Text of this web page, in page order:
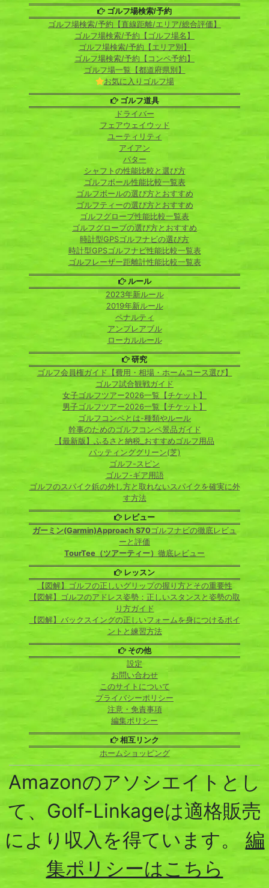
ゴルフ場検索/予約
ゴルフ場検索/予約【直線距離/エリア/総合評価】
ゴルフ場検索/予約【ゴルフ場名】
ゴルフ場検索/予約【エリア別】
ゴルフ場検索/予約【コンペ予約】
ゴルフ場一覧【都道府県別】
お気に入りゴルフ場
ゴルフ道具
ドライバー
フェアウェイウッド
ユーティリティ
アイアン
パター
シャフトの性能比較と選び方
ゴルフボール性能比較一覧表
ゴルフボールの選び方とおすすめ
ゴルフティーの選び方とおすすめ
ゴルフグローブ性能比較一覧表
ゴルフグローブの選び方とおすすめ
時計型GPSゴルフナビの選び方
時計型GPSゴルフナビ性能比較一覧表
ゴルフレーザー距離計性能比較一覧表
ルール
2023年新ルール
2019年新ルール
ペナルティ
アンプレアブル
ローカルルール
研究
ゴルフ会員権ガイド【費用・相場・ホームコース選び】
ゴルフ試合観戦ガイド
女子ゴルフツアー2026一覧【チケット】
男子ゴルフツアー2026一覧【チケット】
ゴルフコンペとは-種類やルール
幹事のためのゴルフコンペ景品ガイド
【最新版】ふるさと納税_おすすめゴルフ用品
パッティンググリーン(芝)
ゴルフ-スピン
ゴルフ-ギア用語
ゴルフのスパイク鋲の外し方と取れないスパイクを確実に外
す方法
レビュー
ガーミン(Garmin)Approach S70ゴルフナビの徹底レビュ
ーと評価
TourTee（ツアーティー） 徹底レビュー
レッスン
【図解】ゴルフの正しいグリップの握り方とその重要性
【図解】ゴルフのアドレス姿勢：正しいスタンスと姿勢の取
り方ガイド
【図解】バックスイングの正しいフォームを身につけるポイ
ントと練習方法
その他
設定
お問い合わせ
このサイトについて
プライバシーポリシー
注意・免責事項
編集ポリシー
相互リンク
ホームショッピング
Amazonのアソシエイトとし
て、Golf-Linkageは適格販売
により収入を得ています。 編
集ポリシーはこちら